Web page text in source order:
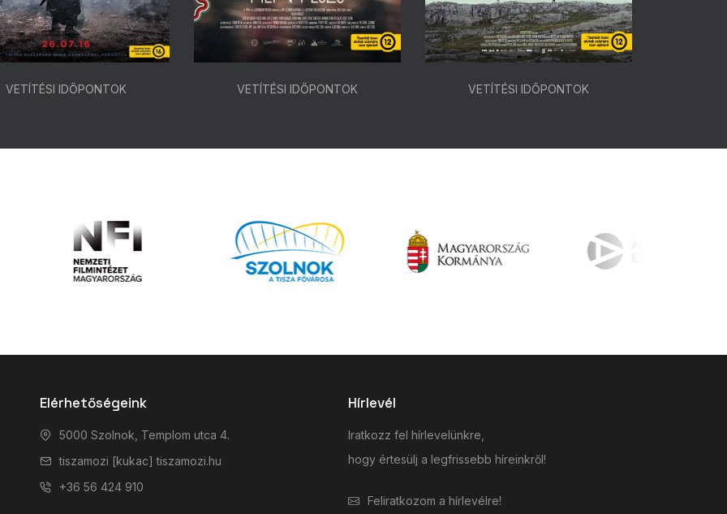
VETÍTÉSI IDŐPONTOK VETÍTÉSI IDŐPONTOK VETÍTÉSI IDŐPONTOK
Elérhetőségeink
5000 Szolnok, Templom utca 4.
tiszamozi [kukac] tiszamozi.hu
+36 56 424 910
Hírlevél
Iratkozz fel hírlevelünkre,
hogy értesülj a legfrissebb híreinkről!
Feliratkozom a hírlevélre!